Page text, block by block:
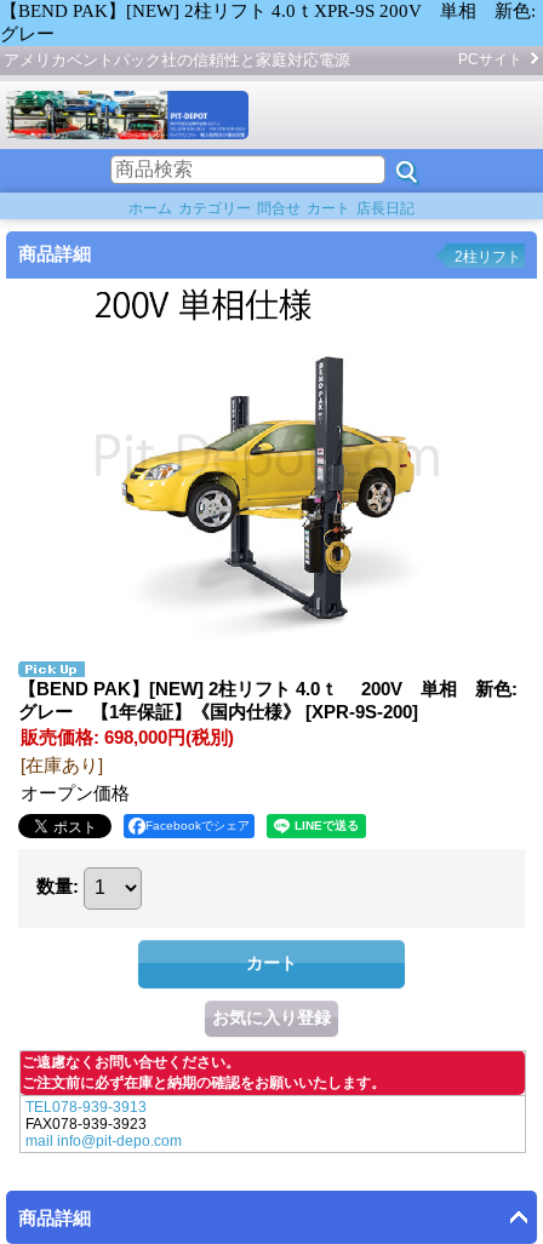
【BEND PAK】[NEW] 2柱リフト 4.0ｔXPR-9S 200V 単相 新色:
グレー
アメリカベントパック社の信頼性と家庭対応電源 PCサイト
ホーム カテゴリー 問合せ カート 店長日記
商品詳細 2柱リフト
【BEND PAK】[NEW] 2柱リフト 4.0ｔ 200V 単相 新色:
グレー 【1年保証】《国内仕様》 [XPR-9S-200]
販売価格: 698,000円(税別)
[在庫あり]
オープン価格
Facebookでシェア
数量:
ご遠慮なくお問い合せください。
ご注文前に必ず在庫と納期の確認をお願いいたします。
TEL078-939-3913
FAX078-939-3923
mail info@pit-depo.com
商品詳細